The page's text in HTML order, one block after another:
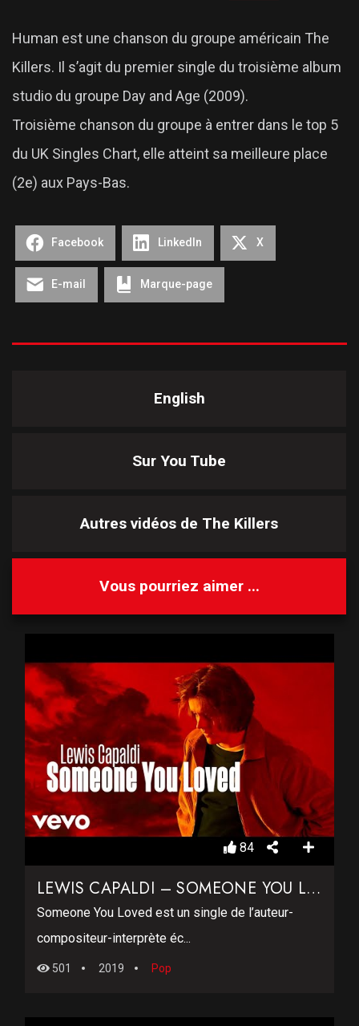
Human est une chanson du groupe américain The
Killers. Il s’agit du premier single du troisième album
studio du groupe Day and Age (2009).
Troisième chanson du groupe à entrer dans le top 5
du UK Singles Chart, elle atteint sa meilleure place
(2e) aux Pays-Bas.
Facebook LinkedIn X
E-mail Marque-page
English
Sur You Tube
Autres vidéos de The Killers
Vous pourriez aimer ...
84
LEWIS CAPALDI – SOMEONE YOU LOVED
Someone You Loved est un single de l’auteur-
compositeur-interprète éc...
501 2019 Pop